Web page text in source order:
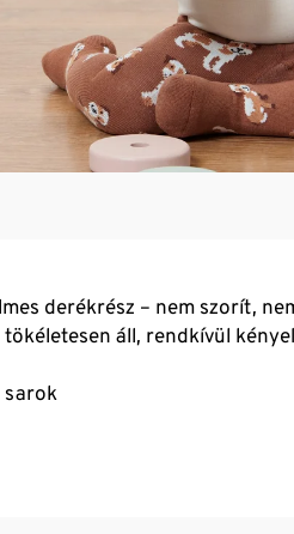
derékrész – nem szorít,
áll, rendkívül
sarok